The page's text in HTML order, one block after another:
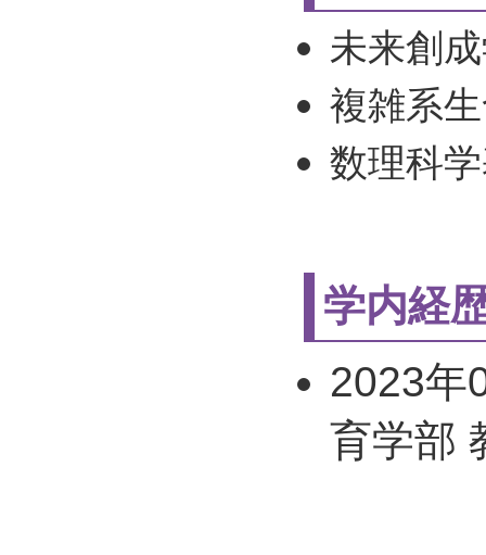
未来創
複雑系
数理科
学内経
2023年
育学部